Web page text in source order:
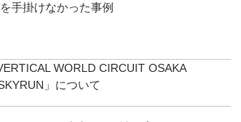
手掛けなかった事例
WORLD CIRCUIT OSAKA
」について